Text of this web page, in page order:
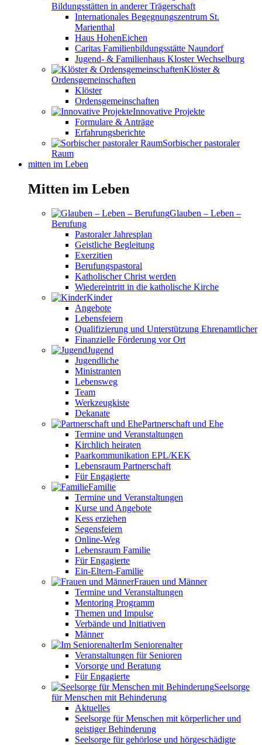
Bildungsstätten in anderer Trägerschaft
Internationales Begegnungszentrum St.
Marienthal
Haus HohenEichen
Caritas Familienbildungsstätte Naundorf
Jugend- & Familienhaus Kloster Wechselburg
Klöster &
Ordensgemeinschaften
Klöster
Ordensgemeinschaften
Innovative Projekte
Formulare & Anträge
Erfahrungsberichte
Sorbischer pastoraler
Raum
mitten im Leben
Mitten im Leben
Glauben – Leben –
Berufung
Pastoraler Jahresplan
Geistliche Begleitung
Exerzitien
Berufungspastoral
Katholischer Christ werden
Wiedereintritt in die katholische Kirche
Kinder
Angebote
Lebensfeiern
Qualifizierung und Unterstützung Ehrenamtlicher
Finanzielle Förderung vor Ort
Jugend
Jugendliche
Ministranten
Lebensweg
Team
Werkzeugkiste
Dekanate
Partnerschaft und Ehe
Termine und Veranstaltungen
Kirchlich heiraten
Paarkommunikation EPL/KEK
Lebensraum Partnerschaft
Für Engagierte
Familie
Termine und Veranstaltungen
Kurse und Angebote
Kess erziehen
Segensfeiern
Online-Weg
Lebensraum Familie
Für Engagierte
Ein-Eltern-Familie
Frauen und Männer
Termine und Veranstaltungen
Mentoring Programm
Themen und Impulse
Verbände und Initiativen
Männer
Im Seniorenalter
Veranstaltungen für Senioren
Vorsorge und Beratung
Für Engagierte
Seelsorge
für Menschen mit Behinderung
Aktuelles
Seelsorge für Menschen mit körperlicher und
geistiger Behinderung
Seelsorge für gehörlose und hörgeschädigte